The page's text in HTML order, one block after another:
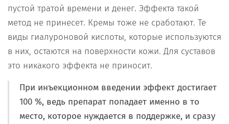
пустой тратой времени и денег. Эффекта такой
метод не принесет. Кремы тоже не сработают. Те
виды гиалуроновой кислоты, которые используются
в них, остаются на поверхности кожи. Для суставов
это никакого эффекта не приносит.
При инъекционном введении эффект достигает
100 %, ведь препарат попадает именно в то
место, которое нуждается в поддержке, и сразу